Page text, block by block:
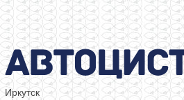
Иркутск